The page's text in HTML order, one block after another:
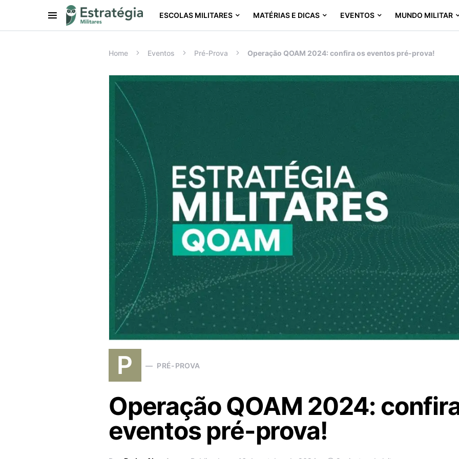
ESCOLAS MILITARES MATÉRIAS E DICAS EVENTOS MUNDO MILITAR
Procurar:
Home Eventos Pré-Prova Operação QOAM 2024: confira os eventos pré-prova!
P PRÉ-PROVA
Operação QOAM 2024:
eventos pré-prova!